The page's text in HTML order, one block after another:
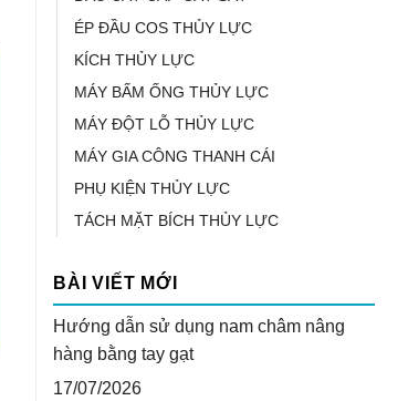
ÉP ĐẦU COS THỦY LỰC
KÍCH THỦY LỰC
MÁY BẤM ỐNG THỦY LỰC
MÁY ĐỘT LỖ THỦY LỰC
MÁY GIA CÔNG THANH CÁI
PHỤ KIỆN THỦY LỰC
TÁCH MẶT BÍCH THỦY LỰC
BÀI VIẾT MỚI
Hướng dẫn sử dụng nam châm nâng
hàng bằng tay gạt
17/07/2026